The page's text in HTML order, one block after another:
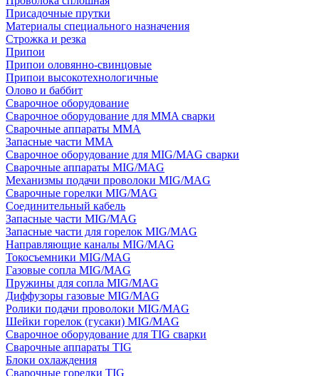
Присадочные прутки
Материалы специального назначения
Строжка и резка
Припои
Припои оловянно-свинцовые
Припои высокотехнологичные
Олово и баббит
Сварочное оборудование
Сварочное оборудование для MMA сварки
Сварочные аппараты MMA
Запасные части MMA
Сварочное оборудование для MIG/MAG сварки
Сварочные аппараты MIG/MAG
Механизмы подачи проволоки MIG/MAG
Сварочные горелки MIG/MAG
Соединительный кабель
Запасные части MIG/MAG
Запасные части для горелок MIG/MAG
Направляющие каналы MIG/MAG
Токосъемники MIG/MAG
Газовые сопла MIG/MAG
Пружины для сопла MIG/MAG
Диффузоры газовые MIG/MAG
Ролики подачи проволоки MIG/MAG
Шейки горелок (гусаки) MIG/MAG
Сварочное оборудование для TIG сварки
Сварочные аппараты TIG
Блоки охлаждения
Сварочные горелки TIG